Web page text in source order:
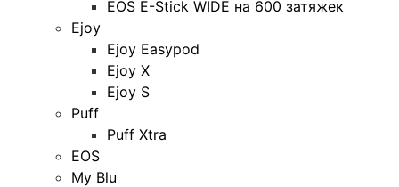
EOS E-Stick WIDE на 600 затяжек
Ejoy
Ejoy Easypod
Ejoy X
Ejoy S
Puff
Puff Xtra
EOS
My Blu